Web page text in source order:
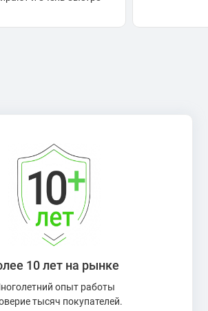
10 лет на рынке
опыт работы
тысяч покупателей.